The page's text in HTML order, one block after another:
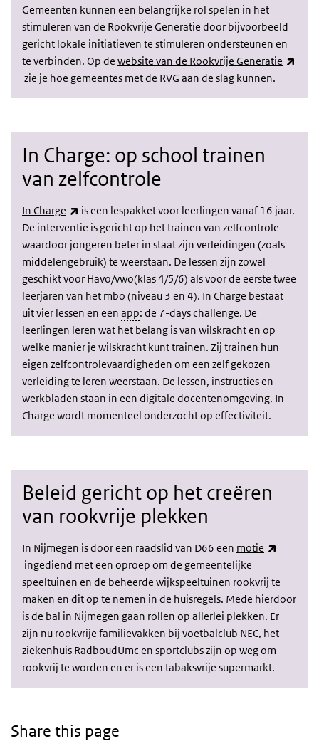
Gemeenten kunnen een belangrijke rol spelen in het
stimuleren van de Rookvrije Generatie door bijvoorbeeld
gericht lokale initiatieven te stimuleren ondersteunen en
te verbinden. Op de website van de Rookvrije Generatie
(link is external)
zie je hoe gemeentes met de RVG aan de slag kunnen.
In Charge: op school trainen
van zelfcontrole
In Charge (link is external)
is een lespakket voor leerlingen vanaf 16 jaar.
De interventie is gericht op het trainen van zelfcontrole
waardoor jongeren beter in staat zijn verleidingen (zoals
middelengebruik) te weerstaan. De lessen zijn zowel
geschikt voor Havo/vwo(klas 4/5/6) als voor de eerste twee
leerjaren van het mbo (niveau 3 en 4). In Charge bestaat
uit vier lessen en een app: de 7-days challenge. De
leerlingen leren wat het belang is van wilskracht en op
welke manier je wilskracht kunt trainen. Zij trainen hun
eigen zelfcontrolevaardigheden om een zelf gekozen
verleiding te leren weerstaan. De lessen, instructies en
werkbladen staan in een digitale docentenomgeving. In
Charge wordt momenteel onderzocht op effectiviteit.
Beleid gericht op het creëren
van rookvrije plekken
In Nijmegen is door een raadslid van D66 een motie
(link is external)
ingediend met een oproep om de gemeentelijke
speeltuinen en de beheerde wijkspeeltuinen rookvrij te
maken en dit op te nemen in de huisregels. Mede hierdoor
is de bal in Nijmegen gaan rollen op allerlei plekken. Er
zijn nu rookvrije familievakken bij voetbalclub NEC, het
ziekenhuis RadboudUmc en sportclubs zijn op weg om
rookvrij te worden en er is een tabaksvrije supermarkt.
Share this page